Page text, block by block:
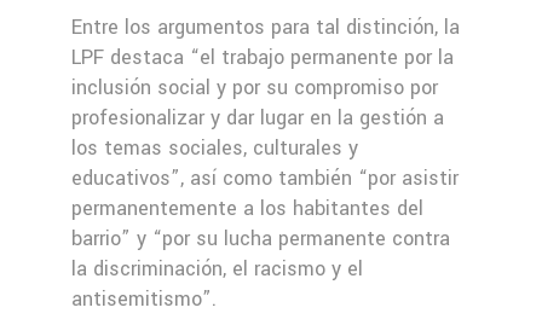
Entre los argumentos para tal distinción, la
LPF destaca “el trabajo permanente por la
inclusión social y por su compromiso por
profesionalizar y dar lugar en la gestión a
los temas sociales, culturales y
educativos”, así como también “por asistir
permanentemente a los habitantes del
barrio” y “por su lucha permanente contra
la discriminación, el racismo y el
antisemitismo”.